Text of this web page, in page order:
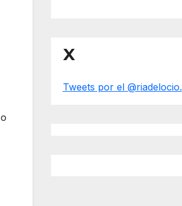
X
Tweets por el @riadelocio.